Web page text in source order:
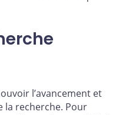
l’avancement et
la recherche. Pour